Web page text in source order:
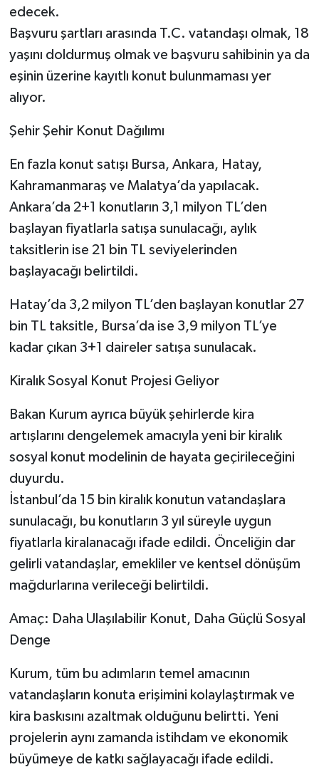
edecek.
Başvuru şartları arasında T.C. vatandaşı olmak, 18
yaşını doldurmuş olmak ve başvuru sahibinin ya da
eşinin üzerine kayıtlı konut bulunmaması yer
alıyor.
Şehir Şehir Konut Dağılımı
En fazla konut satışı Bursa, Ankara, Hatay,
Kahramanmaraş ve Malatya’da yapılacak.
Ankara’da 2+1 konutların 3,1 milyon TL’den
başlayan fiyatlarla satışa sunulacağı, aylık
taksitlerin ise 21 bin TL seviyelerinden
başlayacağı belirtildi.
Hatay’da 3,2 milyon TL’den başlayan konutlar 27
bin TL taksitle, Bursa’da ise 3,9 milyon TL’ye
kadar çıkan 3+1 daireler satışa sunulacak.
Kiralık Sosyal Konut Projesi Geliyor
Bakan Kurum ayrıca büyük şehirlerde kira
artışlarını dengelemek amacıyla yeni bir kiralık
sosyal konut modelinin de hayata geçirileceğini
duyurdu.
İstanbul’da 15 bin kiralık konutun vatandaşlara
sunulacağı, bu konutların 3 yıl süreyle uygun
fiyatlarla kiralanacağı ifade edildi. Önceliğin dar
gelirli vatandaşlar, emekliler ve kentsel dönüşüm
mağdurlarına verileceği belirtildi.
Amaç: Daha Ulaşılabilir Konut, Daha Güçlü Sosyal
Denge
Kurum, tüm bu adımların temel amacının
vatandaşların konuta erişimini kolaylaştırmak ve
kira baskısını azaltmak olduğunu belirtti. Yeni
projelerin aynı zamanda istihdam ve ekonomik
büyümeye de katkı sağlayacağı ifade edildi.